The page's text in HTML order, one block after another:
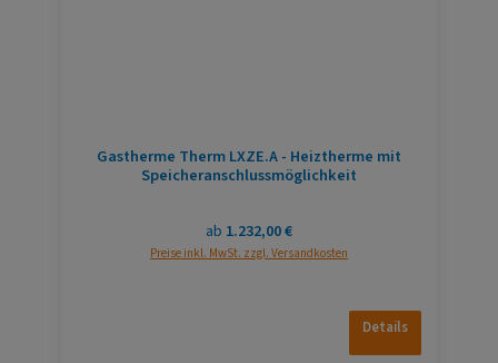
Gastherme Therm LXZE.A - Heiztherme mit
Speicheranschlussmöglichkeit
Regulärer Preis:
ab 1.232,00 €
Preise inkl. MwSt. zzgl. Versandkosten
Details